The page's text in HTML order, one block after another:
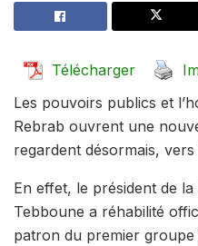
Télécharger
Les pouvoirs publics et
Rebrab ouvrent une
regardent désormais,
En effet, le président de
Tebboune a réhabilité
patron du premier